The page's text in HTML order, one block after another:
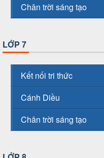
Chân trời sáng tạo
LỚP 7
Kết nối tri thức
Cánh Diều
Chân trời sáng tạo